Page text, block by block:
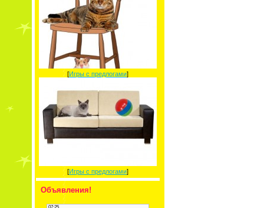
[Игры с предлогами]
[Игры с предлогами]
Объявления!